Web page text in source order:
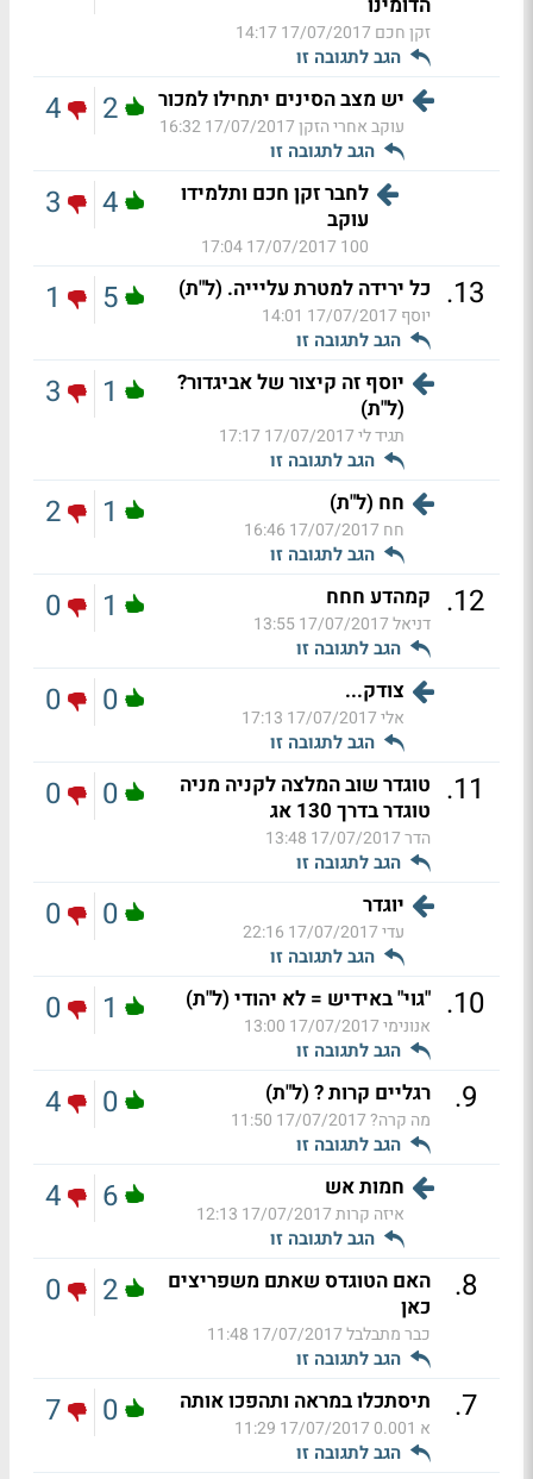
זקן חכם 17/07/2017 14:17
הגב לתגובה זו
יש מצב הסינים יתחילו למכור
עוקב אחרי הזקן17/07/2017 16:32
הגב לתגובה זו
2
4
לחבר זקן חכם ותלמידו
עוקב
100
17/07/2017 17:04
4
3
13
. כל ירידה למטרת עליייה. (ל"ת)
יוסף 17/07/2017 14:01
הגב לתגובה זו
5
1
יוסף זה קיצור של אביגדור?
(ל"ת)
תגיד לי17/07/2017 17:17
הגב לתגובה זו
1
3
חח (ל"ת)
חח 17/07/2017 16:46
הגב לתגובה זו
1
2
12
. קמהדע חחח
דניאל17/07/2017 13:55
הגב לתגובה זו
1
0
צודק...
אלי17/07/2017 17:13
הגב לתגובה זו
0
0
11
. טוגדר שוב המלצה לקניה מניה
טוגדר בדרך 130 אג
הדר17/07/2017 13:48
הגב לתגובה זו
0
0
יוגדר
עדי17/07/2017 22:16
הגב לתגובה זו
0
0
10
. "גוי" באידיש = לא יהודי (ל"ת)
אנונימי17/07/2017 13:00
הגב לתגובה זו
1
0
9
. רגליים קרות ? (ל"ת)
מה קרה?17/07/2017 11:50
הגב לתגובה זו
0
4
חמות אש
איזה קרות17/07/2017 12:13
הגב לתגובה זו
6
4
8
.
האם הטוגדס שאתם משפריצים
כאן
כבר מתבלבל17/07/2017 11:48
הגב לתגובה זו
2
0
7
. תיסתכלו במראה ותהפכו אותה
א 0.001 17/07/2017 11:29
הגב לתגובה זו
0
7